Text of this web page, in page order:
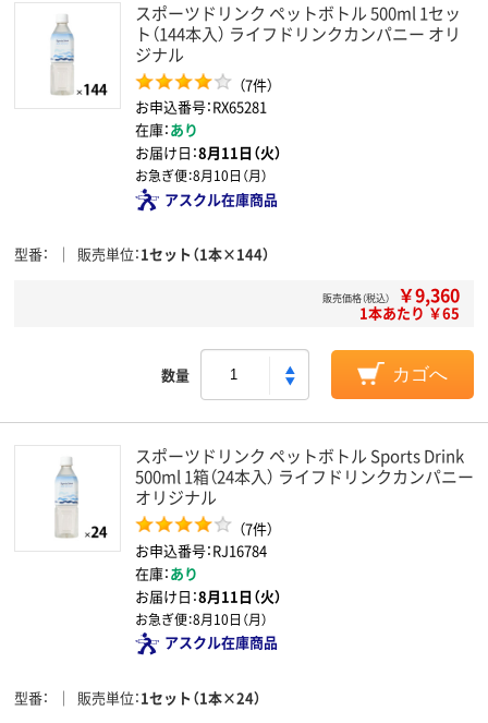
スポーツドリンク ペットボトル 500ml 1セッ
ト（144本入） ライフドリンクカンパニー オリ
ジナル
（7件）
お申込番号：RX65281
在庫：あり
お届け日：8月11日（火）
お急ぎ便：8月10日（月）
アスクル在庫商品
型番 販売単位 1セット（1本×144）
販売価格（税込） ￥9,360
1本あたり ￥65
数量 カゴへ
スポーツドリンク ペットボトル Sports Drink
500ml 1箱（24本入） ライフドリンクカンパニー
オリジナル
（7件）
お申込番号：RJ16784
在庫：あり
お届け日：8月11日（火）
お急ぎ便：8月10日（月）
アスクル在庫商品
型番 販売単位 1セット（1本×24）